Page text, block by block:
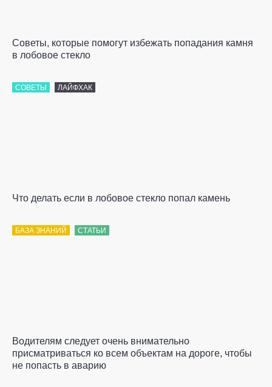
Советы, которые помогут избежать попадания камня
в лобовое стекло
СОВЕТЫ ЛАЙФХАК
Что делать если в лобовое стекло попал камень
БАЗА ЗНАНИЙ СТАТЬИ
Водителям следует очень внимательно
присматриваться ко всем объектам на дороге, чтобы
не попасть в аварию